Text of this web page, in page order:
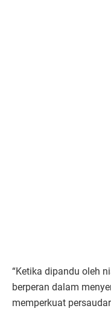
“Ketika dipandu oleh
berperan dalam
memperkuat